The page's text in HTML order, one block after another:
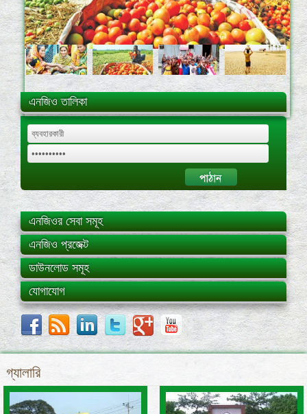
এনজিও তালিকা
এনজিওর সেবা সমূহ
এনজিও প্রজেক্ট
ডাউনলোড সমূহ
যোগাযোগ
গ্যালারি